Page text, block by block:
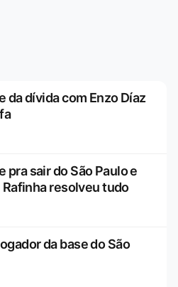
da dívida com Enzo Díaz
pra sair do São Paulo e
Rafinha resolveu tudo
da base do São